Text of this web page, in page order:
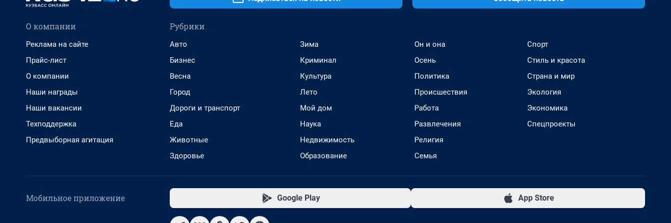
О компании
Реклама на сайте
Прайс-лист
О компании
Наши награды
Наши вакансии
Техподдержка
Предвыборная агитация
Рубрики
Авто
Бизнес
Весна
Город
Дороги и транспорт
Еда
Животные
Здоровье
Зима
Криминал
Культура
Лето
Мой дом
Наука
Недвижимость
Образование
Он и она
Осень
Политика
Происшествия
Работа
Развлечения
Религия
Семья
Спорт
Стиль и красота
Страна и мир
Экология
Экономика
Спецпроекты
Мобильное приложение Google Play App Store